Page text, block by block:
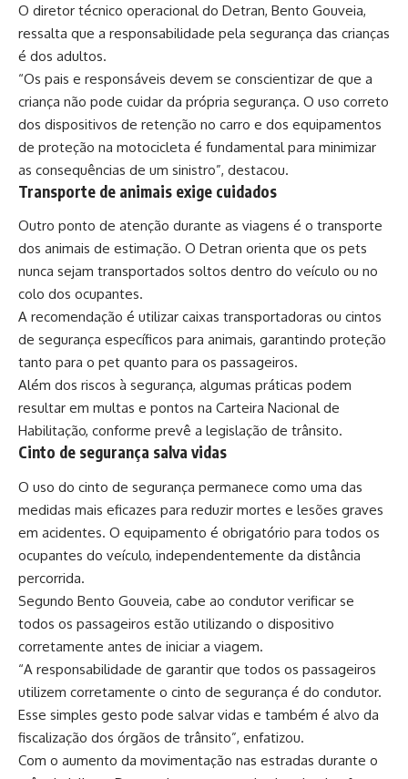
O diretor técnico operacional do Detran, Bento Gouveia,
ressalta que a responsabilidade pela segurança das crianças
é dos adultos.
“Os pais e responsáveis devem se conscientizar de que a
criança não pode cuidar da própria segurança. O uso correto
dos dispositivos de retenção no carro e dos equipamentos
de proteção na motocicleta é fundamental para minimizar
as consequências de um sinistro”, destacou.
Transporte de animais exige cuidados
Outro ponto de atenção durante as viagens é o transporte
dos animais de estimação. O Detran orienta que os pets
nunca sejam transportados soltos dentro do veículo ou no
colo dos ocupantes.
A recomendação é utilizar caixas transportadoras ou cintos
de segurança específicos para animais, garantindo proteção
tanto para o pet quanto para os passageiros.
Além dos riscos à segurança, algumas práticas podem
resultar em multas e pontos na Carteira Nacional de
Habilitação, conforme prevê a legislação de trânsito.
Cinto de segurança salva vidas
O uso do cinto de segurança permanece como uma das
medidas mais eficazes para reduzir mortes e lesões graves
em acidentes. O equipamento é obrigatório para todos os
ocupantes do veículo, independentemente da distância
percorrida.
Segundo Bento Gouveia, cabe ao condutor verificar se
todos os passageiros estão utilizando o dispositivo
corretamente antes de iniciar a viagem.
“A responsabilidade de garantir que todos os passageiros
utilizem corretamente o cinto de segurança é do condutor.
Esse simples gesto pode salvar vidas e também é alvo da
fiscalização dos órgãos de trânsito”, enfatizou.
Com o aumento da movimentação nas estradas durante o